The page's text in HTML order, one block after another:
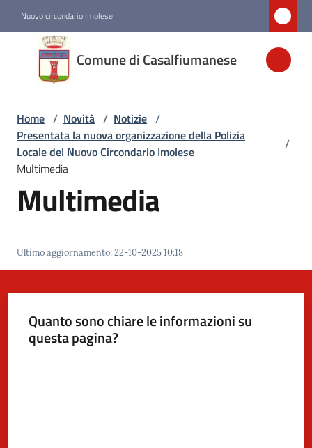
Nuovo circondario imolese
Comune di Casalfiumanese
Comune di
Casalfiumanese
Amministrazione
Novità
Vivere
Casalfiumanese
Home / Novità / Notizie /
Presentata la nuova organizzazione della Polizia
Locale del Nuovo Circondario Imolese
/
Multimedia
Multimedia
Ultimo aggiornamento:22-10-2025 10:18
Quanto sono chiare le informazioni su
questa pagina?